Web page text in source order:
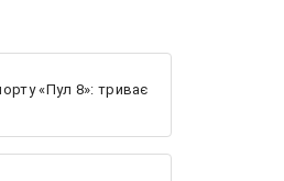
«Пул 8»: триває